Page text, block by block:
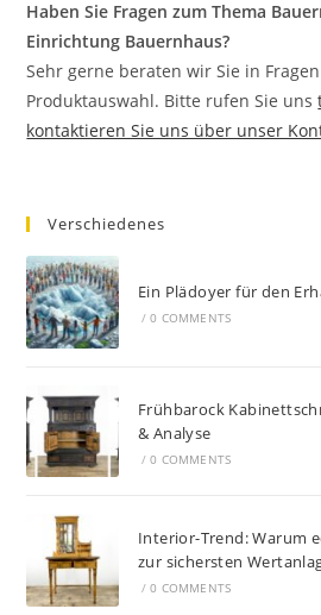
Haben Sie Fragen zum Thema
Einrichtung Bauernhaus?
Sehr gerne beraten wir Sie in
Produktauswahl. Bitte rufen Sie uns
kontaktieren Sie uns über unser
Verschiedenes
Ein Plädoyer für den
/ 0 COMMENTS
Frühbarock
& Analyse
/ 0 COMMENTS
Interior-Trend: Warum
zur sichersten
/ 0 COMMENTS